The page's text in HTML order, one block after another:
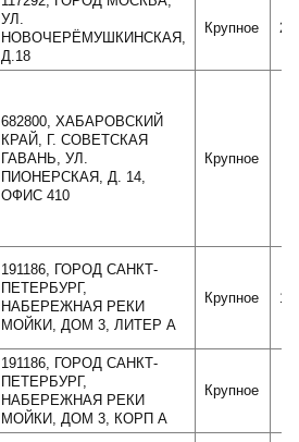
УЛ.
НОВОЧЕРЁМУШКИНСКАЯ,
Д.18
Крупное
682800, ХАБАРОВСКИЙ
КРАЙ, Г. СОВЕТСКАЯ
ГАВАНЬ, УЛ.
ПИОНЕРСКАЯ, Д. 14,
ОФИС 410
Крупное
191186, ГОРОД САНКТ-
ПЕТЕРБУРГ,
НАБЕРЕЖНАЯ РЕКИ
МОЙКИ, ДОМ 3, ЛИТЕР А
Крупное
191186, ГОРОД САНКТ-
ПЕТЕРБУРГ,
НАБЕРЕЖНАЯ РЕКИ
МОЙКИ, ДОМ 3, КОРП А
Крупное